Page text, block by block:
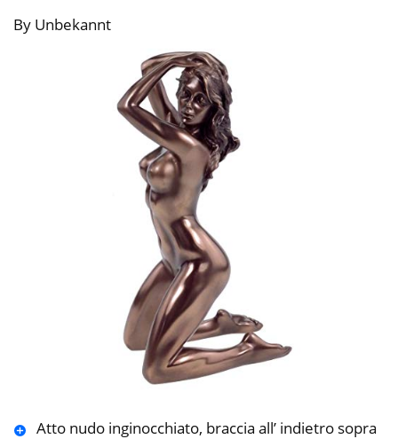
By Unbekannt
Atto nudo inginocchiato, braccia all’ indietro sopra